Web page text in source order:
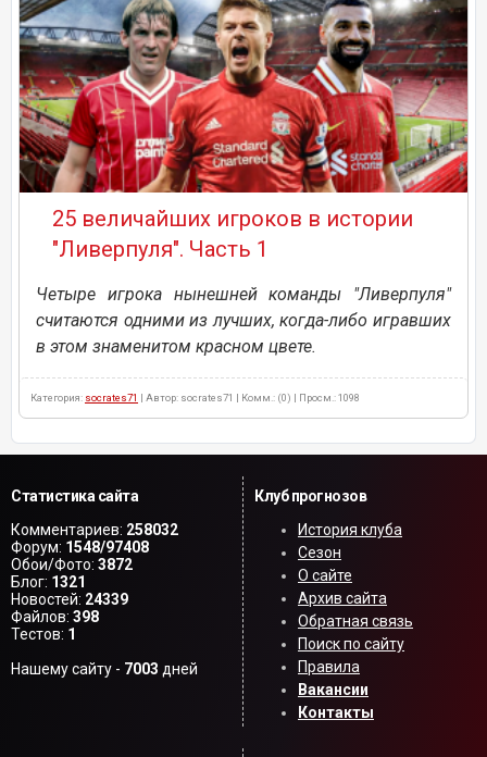
25 величайших игроков в истории
"Ливерпуля". Часть 1
Четыре игрока нынешней команды "Ливерпуля"
считаются одними из лучших, когда-либо игравших
в этом знаменитом красном цвете.
Категория: socrates71 | Автор: socrates71 | Комм.: (0) | Просм.: 1098
Статистика сайта
Комментариев: 258032
Форум: 1548/97408
Обои/Фото: 3872
Блог: 1321
Новостей: 24339
Файлов: 398
Тестов: 1
Нашему сайту - 7003 дней
Клуб прогнозов
История клуба
Сезон
О сайте
Архив сайта
Обратная связь
Поиск по сайту
Правила
Вакансии
Контакты